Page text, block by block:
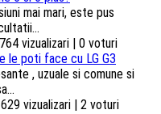
mai mari, este pus
vizualizari | 0 voturi
le poti face cu LG G3
, uzuale si comune si
vizualizari | 2 voturi